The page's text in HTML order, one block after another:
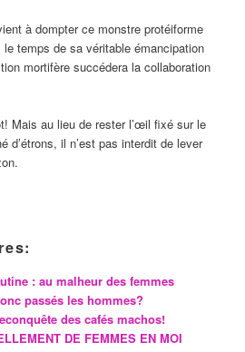
à dompter ce monstre protéiforme
le temps de sa véritable émancipation
mortifère succédera la collaboration
Mais au lieu de rester l’œil fixé sur le
d’étrons, il n’est pas interdit de lever
: au malheur des femmes
passés les hommes?
des cafés machos!
DE FEMMES EN MOI